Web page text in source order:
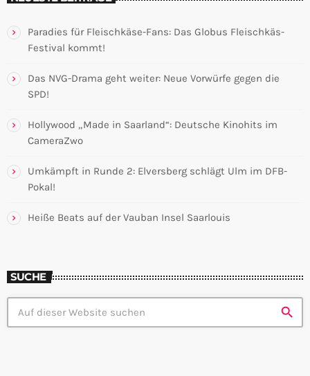
Paradies für Fleischkäse-Fans: Das Globus Fleischkäs-
Festival kommt!
Das NVG-Drama geht weiter: Neue Vorwürfe gegen die
SPD!
Hollywood „Made in Saarland“: Deutsche Kinohits im
CameraZwo
Umkämpft in Runde 2: Elversberg schlägt Ulm im DFB-
Pokal!
Heiße Beats auf der Vauban Insel Saarlouis
SUCHE
search